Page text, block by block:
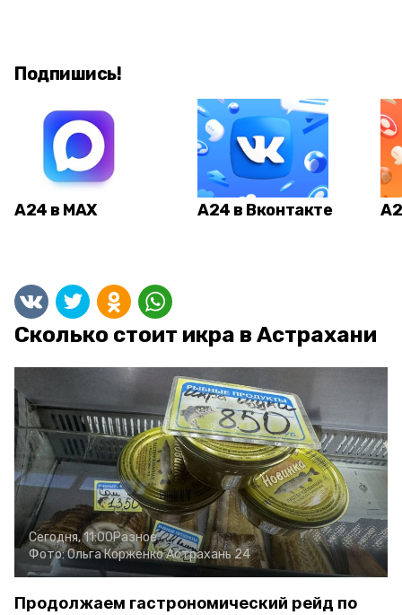
Подпишись!
А24 в MAX А24 в Вконтакте
Сколько стоит икра в Астрахани
Сегодня, 11:00Разное
Фото:Ольга КорженкоАстрахань 24
Продолжаем гастрономический рейд по